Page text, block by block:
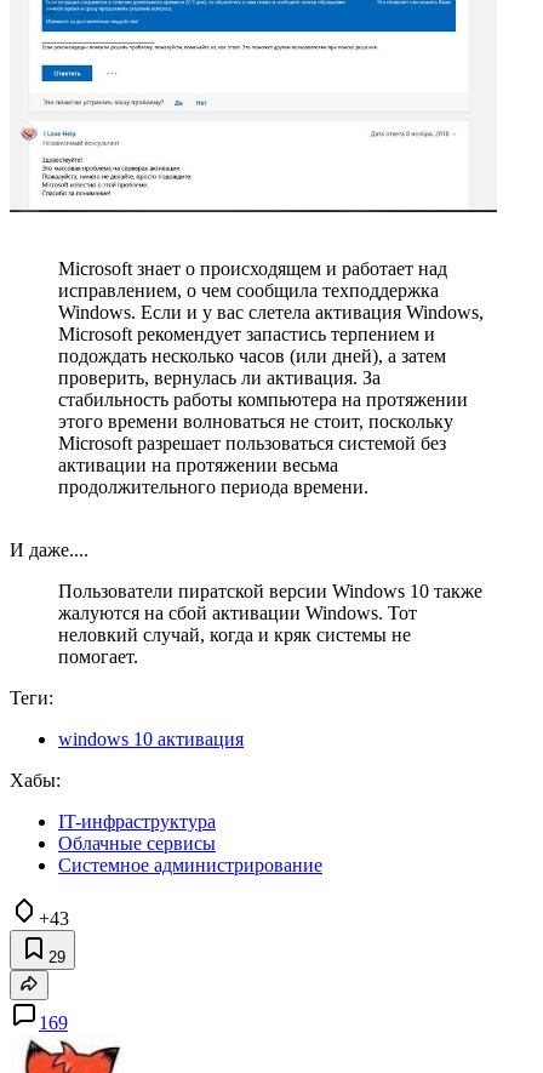
Microsoft знает о происходящем и работает над
исправлением, о чем сообщила техподдержка
Windows. Если и у вас слетела активация Windows,
Microsoft рекомендует запастись терпением и
подождать несколько часов (или дней), а затем
проверить, вернулась ли активация. За
стабильность работы компьютера на протяжении
этого времени волноваться не стоит, поскольку
Microsoft разрешает пользоваться системой без
активации на протяжении весьма
продолжительного периода времени.
И даже....
Пользователи пиратской версии Windows 10 также
жалуются на сбой активации Windows. Тот
неловкий случай, когда и кряк системы не
помогает.
Теги:
windows 10 активация
Хабы:
IT-инфраструктура
Облачные сервисы
Системное администрирование
+43
29
169